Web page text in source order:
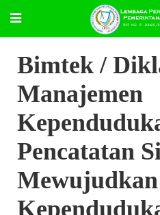
Bimtek /
Manajemen
Pencatatan